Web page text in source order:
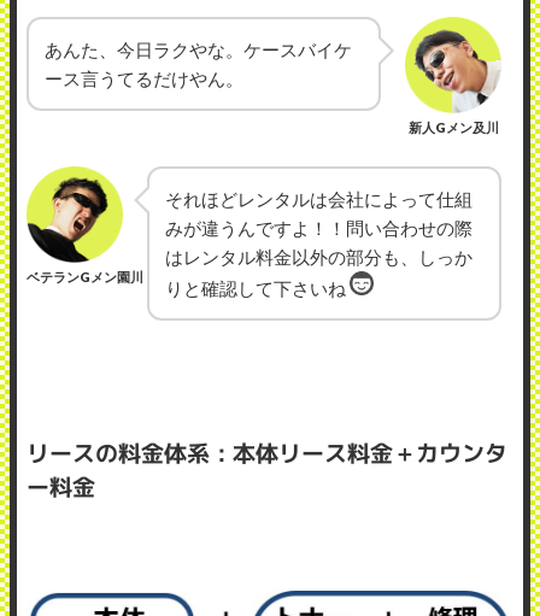
あんた、今日ラクやな。ケースバイケ
ース言うてるだけやん。
新人Gメン及川
ベテランGメン園川
それほどレンタルは会社によって仕組
みが違うんですよ！！問い合わせの際
はレンタル料金以外の部分も、しっか
りと確認して下さいね
リースの料金体系：本体リース料金＋カウンタ
ー料金